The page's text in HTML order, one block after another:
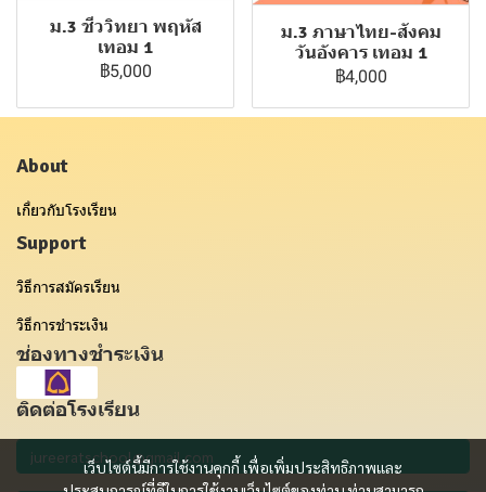
ม.3 ชีววิทยา พฤหัส
เทอม 1
฿5,000
ม.3 ภาษาไทย-สังคม
วันอังคาร เทอม 1
฿4,000
เว็บไซต์นี้มีการใช้งานคุกกี้ เพื่อเพิ่มประสิทธิภาพและ
About
เกี่ยวกับโรงเรียน
Support
วิธีการสมัครเรียน
วิธีการชำระเงิน
ช่องทางชำระเงิน
ติดต่อโรงเรียน